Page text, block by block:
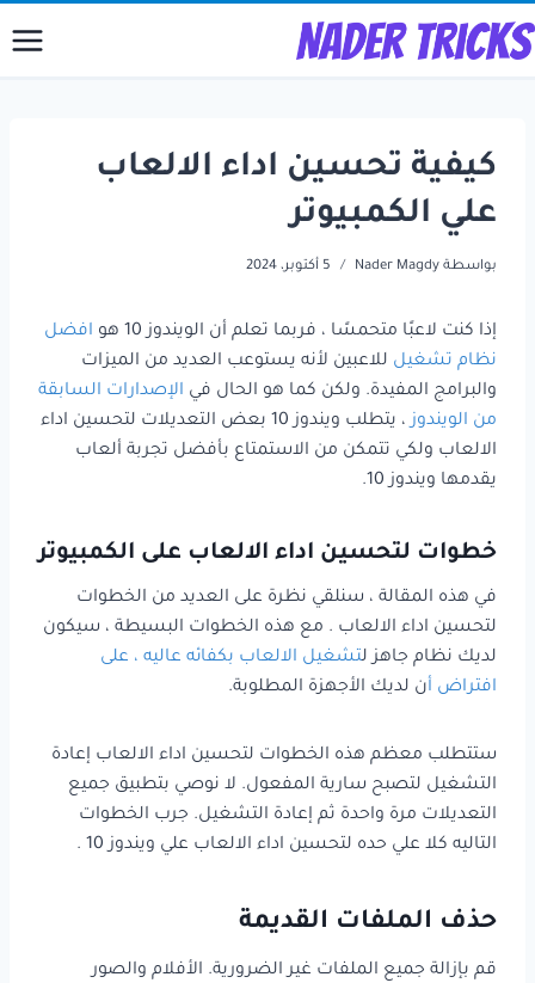
إلى
كيفية تحسين اداء الالعاب
علي الكمبيوتر
بواسطة Nader Magdy 5 أكتوبر، 2024
إذا كنت لاعبًا متحمسًا ، فربما تعلم أن الويندوز 10 هو
افضل
نظام تشغيل للاعبين لأنه يستوعب العديد من الميزات
والبرامج المفيدة. ولكن كما هو الحال في الإصدارات السابقة
من الويندوز
، يتطلب ويندوز 10 بعض التعديلات لتحسين اداء
الالعاب ولكي تتمكن من الاستمتاع بأفضل تجربة ألعاب
يقدمها ويندوز 10.
خطوات لتحسين اداء الالعاب على الكمبيوتر
في هذه المقالة ، سنلقي نظرة على العديد من الخطوات
لتحسين اداء الالعاب . مع هذه الخطوات البسيطة ، سيكون
لديك نظام جاهز لتشغيل الالعاب بكفائه عاليه ، على
افتراض أن لديك الأجهزة المطلوبة.
ستتطلب معظم هذه الخطوات لتحسين اداء الالعاب إعادة
التشغيل لتصبح سارية المفعول. لا نوصي بتطبيق جميع
التعديلات مرة واحدة ثم إعادة التشغيل. جرب الخطوات
التاليه كلا علي حده لتحسين اداء الالعاب علي ويندوز 10 .
حذف الملفات القديمة
قم بإزالة جميع الملفات غير الضرورية. الأفلام والصور